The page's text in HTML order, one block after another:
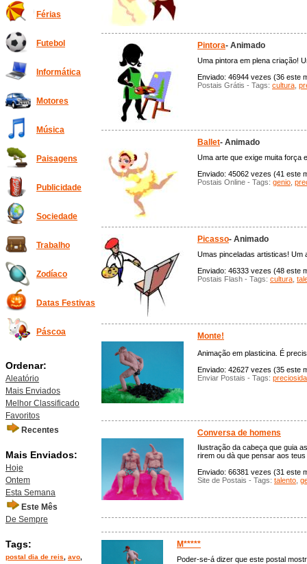
Férias
Futebol
Informática
Motores
Música
Paisagens
Publicidade
Sociedade
Trabalho
Zodíaco
Datas Festivas
Páscoa
Ordenar:
Aleatório
Mais Enviados
Melhor Classificado
Favoritos
Recentes
Mais Enviados:
Hoje
Ontem
Esta Semana
Este Mês
De Sempre
Tags:
postal dia de reis avo
Pintora- Animado
Uma pintora em plena criação!
Enviado: 46944 vezes (36 este
Postais Grátis - Tags: cultura
Ballet- Animado
Uma arte que exige muita força
Enviado: 45062 vezes (41 este
Postais Online - Tags: genio
Picasso- Animado
Umas pinceladas artisticas! Um
Enviado: 46333 vezes (48 este
Postais Flash - Tags: cultura
Monte!
Animação em plasticina. É
Enviado: 42627 vezes (35 este
Enviar Postais - Tags:
Conversa de homens
Ilustração da cabeça que guia
rirem ou dà que pensar aos
Enviado: 66381 vezes (31 este
Site de Postais - Tags: talento
M*****
Poder-se-á dizer que este postal